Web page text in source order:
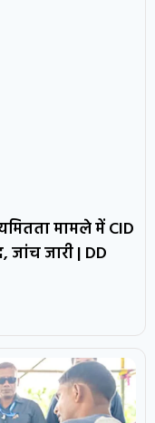
मामले में CID
जारी | DD